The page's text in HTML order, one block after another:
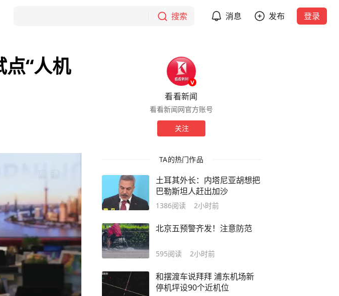
搜索 消息 发布 登录
“人机
看看新闻
看看新闻网官方账号
关注
TA的热门作品
土耳其外长：内塔尼亚胡想把
巴勒斯坦人赶出加沙
1386阅读 2小时前
北京五预警齐发！注意防范
595阅读 2小时前
和摆渡车说拜拜 浦东机场新
停机坪设90个近机位